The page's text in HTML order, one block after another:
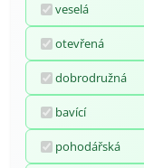
veselá
otevřená
dobrodružná
bavící
pohodářská